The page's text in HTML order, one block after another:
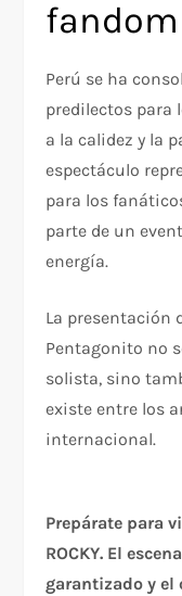
Perú se ha
predilectos para
a la calidez y la
espectáculo
para los
parte de un
energía.
La presentación
Pentagonito no
solista, sino
existe entre los
internacional.
Prepárate para
ROCKY. El
garantizado y el